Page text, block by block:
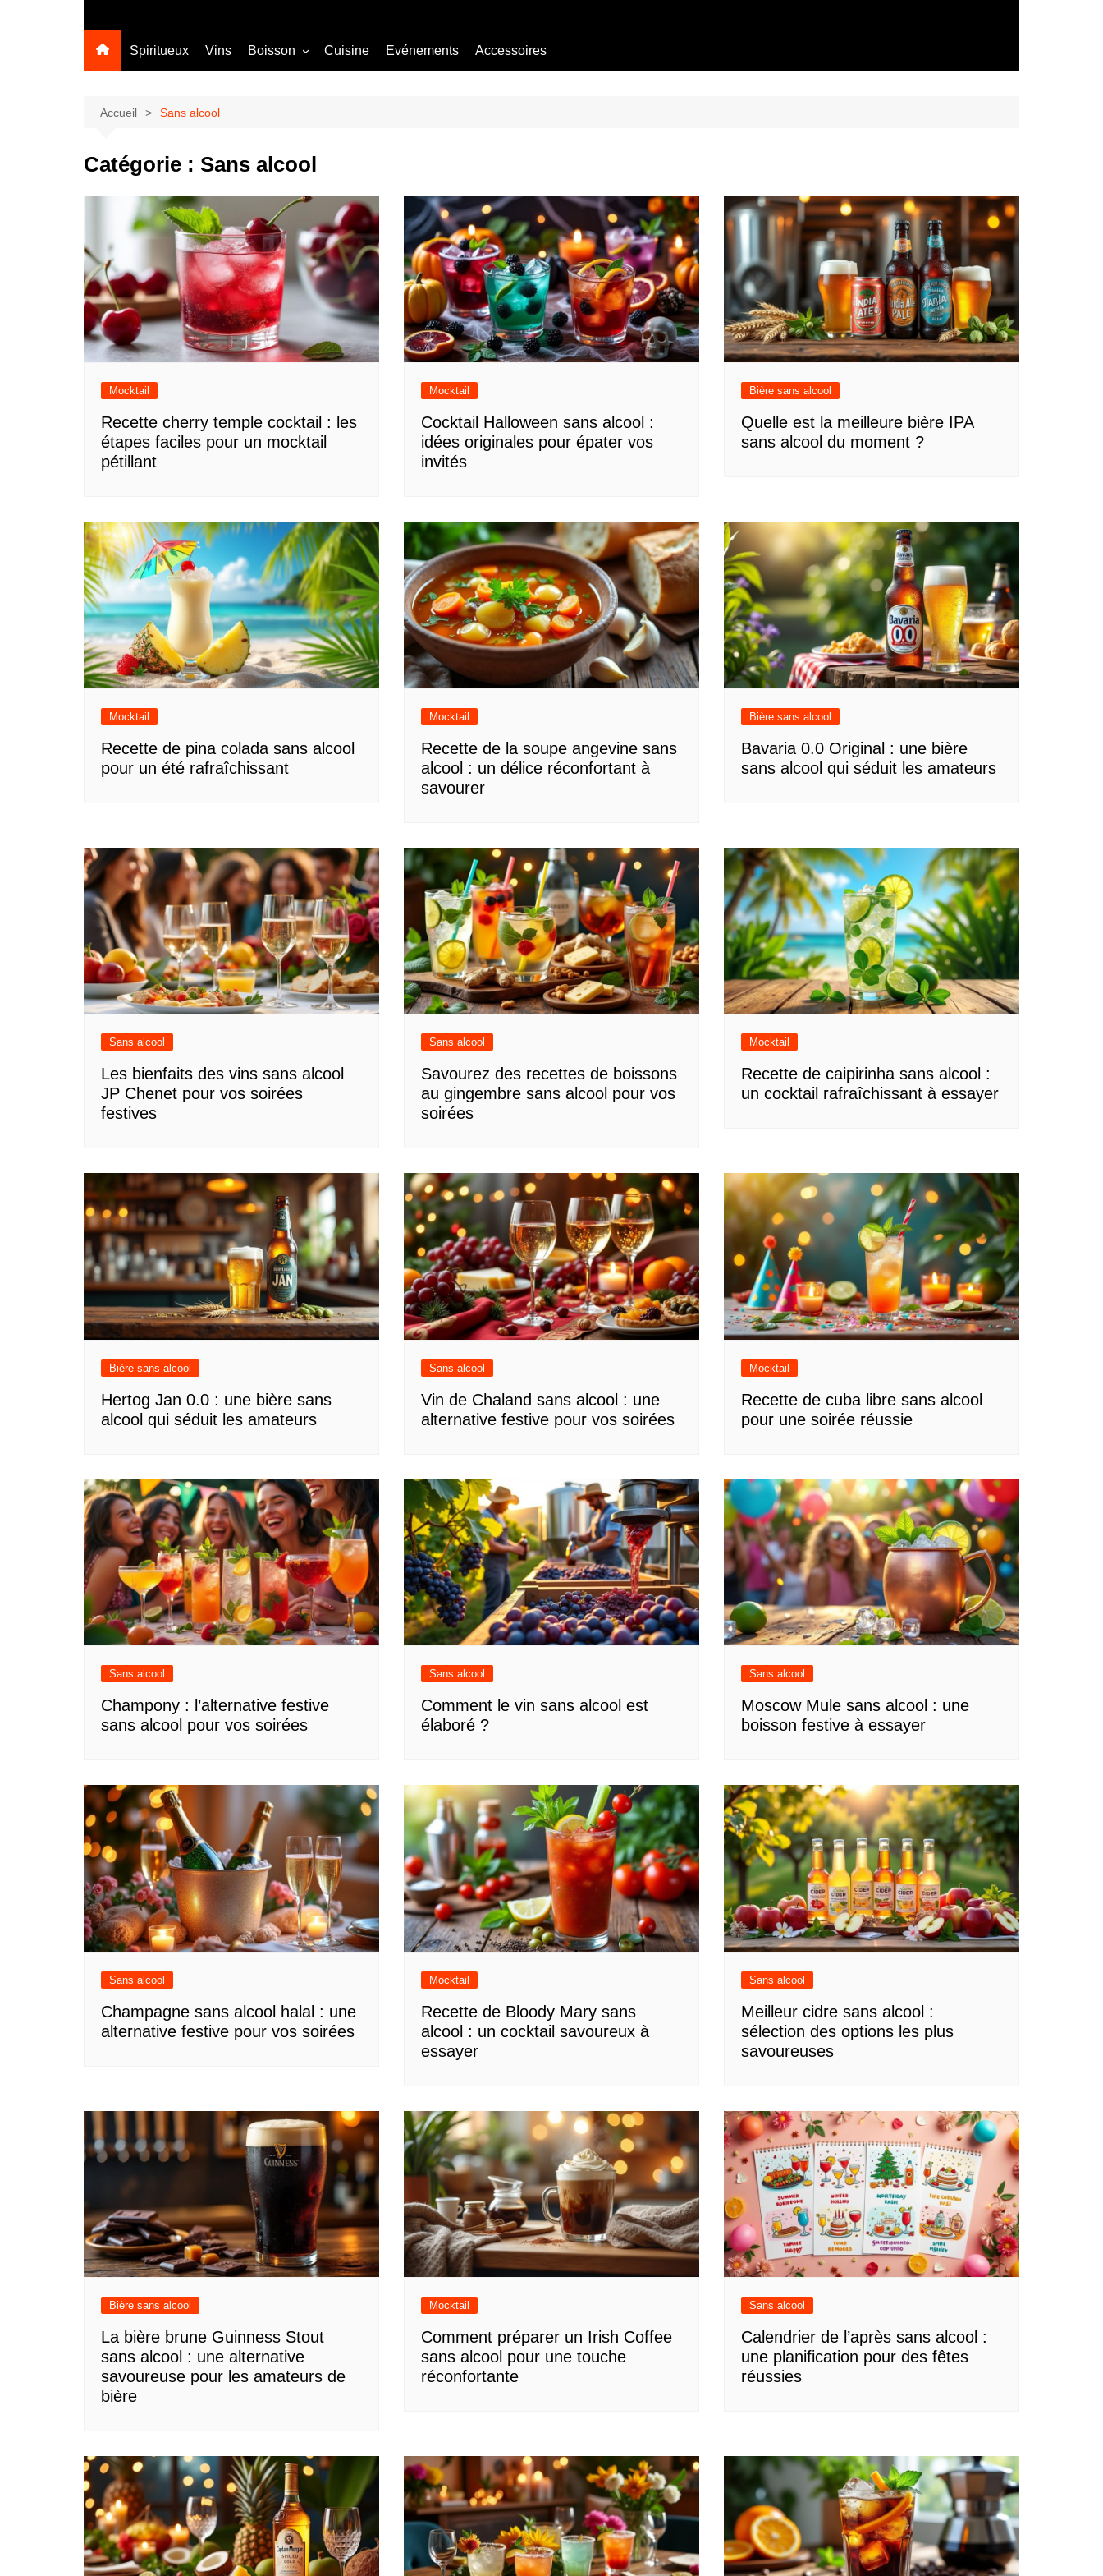
Spiritueux Vins Boisson Cuisine Evénements Accessoires
Accueil Sans alcool
Catégorie : Sans alcool
Mocktail
Recette cherry temple cocktail : les
étapes faciles pour un mocktail
pétillant
Mocktail
Cocktail Halloween sans alcool :
idées originales pour épater vos
invités
Bière sans alcool
Quelle est la meilleure bière IPA
sans alcool du moment ?
Mocktail
Recette de pina colada sans alcool
pour un été rafraîchissant
Mocktail
Recette de la soupe angevine sans
alcool : un délice réconfortant à
savourer
Bière sans alcool
Bavaria 0.0 Original : une bière
sans alcool qui séduit les amateurs
Sans alcool
Les bienfaits des vins sans alcool
JP Chenet pour vos soirées
festives
Sans alcool
Savourez des recettes de boissons
au gingembre sans alcool pour vos
soirées
Mocktail
Recette de caipirinha sans alcool :
un cocktail rafraîchissant à essayer
Bière sans alcool
Hertog Jan 0.0 : une bière sans
alcool qui séduit les amateurs
Sans alcool
Vin de Chaland sans alcool : une
alternative festive pour vos soirées
Mocktail
Recette de cuba libre sans alcool
pour une soirée réussie
Sans alcool
Champony : l’alternative festive
sans alcool pour vos soirées
Sans alcool
Comment le vin sans alcool est
élaboré ?
Sans alcool
Moscow Mule sans alcool : une
boisson festive à essayer
Sans alcool
Champagne sans alcool halal : une
alternative festive pour vos soirées
Mocktail
Recette de Bloody Mary sans
alcool : un cocktail savoureux à
essayer
Sans alcool
Meilleur cidre sans alcool :
sélection des options les plus
savoureuses
Bière sans alcool
La bière brune Guinness Stout
sans alcool : une alternative
savoureuse pour les amateurs de
bière
Mocktail
Comment préparer un Irish Coffee
sans alcool pour une touche
réconfortante
Sans alcool
Calendrier de l’après sans alcool :
une planification pour des fêtes
réussies